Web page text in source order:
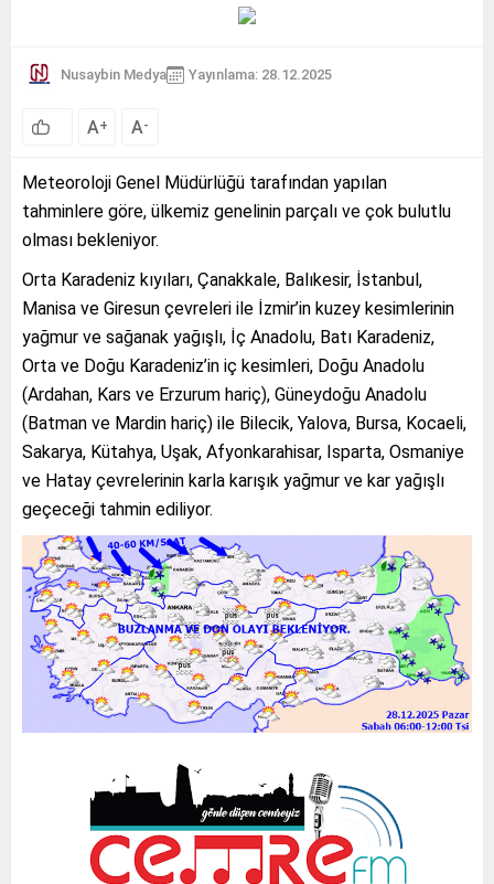
Nusaybin Medya Yayınlama: 28.12.2025
A+ A-
Meteoroloji Genel Müdürlüğü tarafından yapılan
tahminlere göre, ülkemiz genelinin parçalı ve çok bulutlu
olması bekleniyor.
Orta Karadeniz kıyıları, Çanakkale, Balıkesir, İstanbul,
Manisa ve Giresun çevreleri ile İzmir’in kuzey kesimlerinin
yağmur ve sağanak yağışlı, İç Anadolu, Batı Karadeniz,
Orta ve Doğu Karadeniz’in iç kesimleri, Doğu Anadolu
(Ardahan, Kars ve Erzurum hariç), Güneydoğu Anadolu
(Batman ve Mardin hariç) ile Bilecik, Yalova, Bursa, Kocaeli,
Sakarya, Kütahya, Uşak, Afyonkarahisar, Isparta, Osmaniye
ve Hatay çevrelerinin karla karışık yağmur ve kar yağışlı
geçeceği tahmin ediliyor.